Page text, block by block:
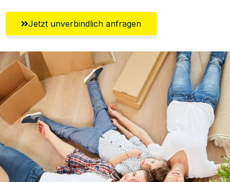
Jetzt unverbindlich anfragen